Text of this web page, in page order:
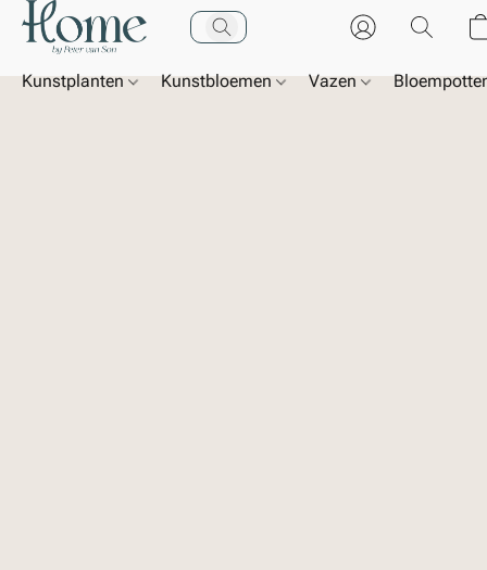
Kunstplanten Kunstbloemen Vazen